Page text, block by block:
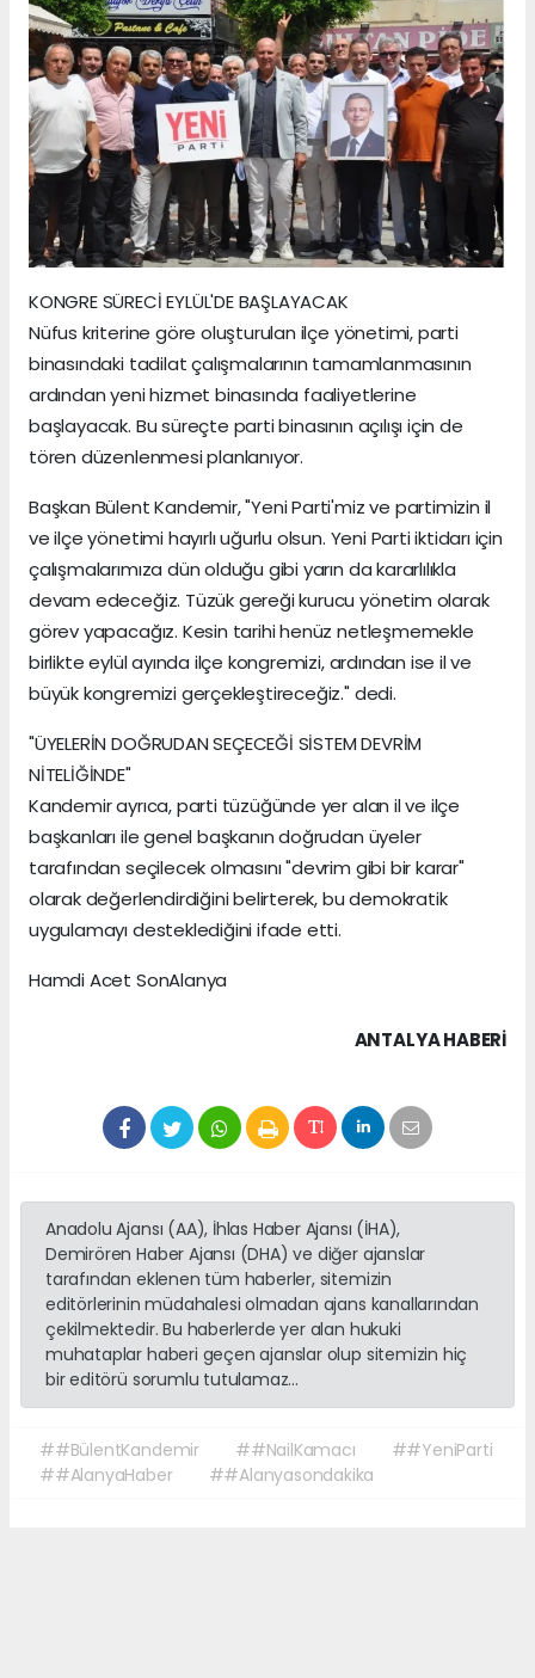
KONGRE SÜRECİ EYLÜL'DE BAŞLAYACAK
Nüfus kriterine göre oluşturulan ilçe yönetimi, parti
binasındaki tadilat çalışmalarının tamamlanmasının
ardından yeni hizmet binasında faaliyetlerine
başlayacak. Bu süreçte parti binasının açılışı için de
tören düzenlenmesi planlanıyor.
Başkan Bülent Kandemir, "Yeni Parti'miz ve partimizin il
ve ilçe yönetimi hayırlı uğurlu olsun. Yeni Parti iktidarı için
çalışmalarımıza dün olduğu gibi yarın da kararlılıkla
devam edeceğiz. Tüzük gereği kurucu yönetim olarak
görev yapacağız. Kesin tarihi henüz netleşmemekle
birlikte eylül ayında ilçe kongremizi, ardından ise il ve
büyük kongremizi gerçekleştireceğiz." dedi.
"ÜYELERİN DOĞRUDAN SEÇECEĞİ SİSTEM DEVRİM
NİTELİĞİNDE"
Kandemir ayrıca, parti tüzüğünde yer alan il ve ilçe
başkanları ile genel başkanın doğrudan üyeler
tarafından seçilecek olmasını "devrim gibi bir karar"
olarak değerlendirdiğini belirterek, bu demokratik
uygulamayı desteklediğini ifade etti.
Hamdi Acet SonAlanya
ANTALYA HABERİ
Anadolu Ajansı (AA), İhlas Haber Ajansı (İHA),
Demirören Haber Ajansı (DHA) ve diğer ajanslar
tarafından eklenen tüm haberler, sitemizin
editörlerinin müdahalesi olmadan ajans kanallarından
çekilmektedir. Bu haberlerde yer alan hukuki
muhataplar haberi geçen ajanslar olup sitemizin hiç
bir editörü sorumlu tutulamaz...
##BülentKandemir ##NailKamacı
##YeniParti
##AlanyaHaber
##Alanyasondakika